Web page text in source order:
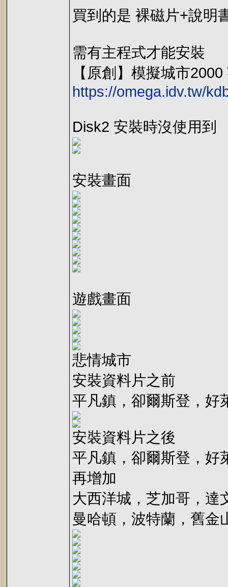
買到的是 裸磁片+說明
需有主程式才能安裝
【原創】模擬城市
https://omega.idv.tw/
Disk2 安裝時沒使用到
安裝畫面
遊戲畫面
悲情城市
安裝資料片之前
平凡鎮，卻爾斯登，好
安裝資料片之後
平凡鎮，卻爾斯登，好
再增加
大西洋城，芝加哥，達
曼哈頓，波特蘭，舊金